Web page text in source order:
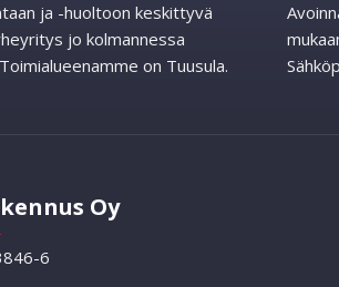
ja -huoltoon keskittyvä
jo kolmannessa
on Tuusula.
Oy
6